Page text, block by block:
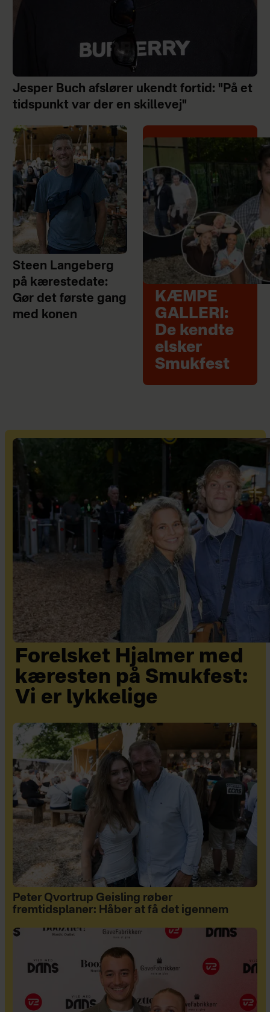
Jesper Buch afslører ukendt fortid: "På et
tidspunkt var der en skillevej"
Steen Langeberg
på kærestedate:
Gør det første gang
med konen
KÆMPE
GALLERI:
De kendte
elsker
Smukfest
Forelsket Hjalmer med
kæresten på Smukfest:
Vi er lykkelige
Peter Qvortrup Geisling røber
fremtidsplaner: Håber at få det igennem